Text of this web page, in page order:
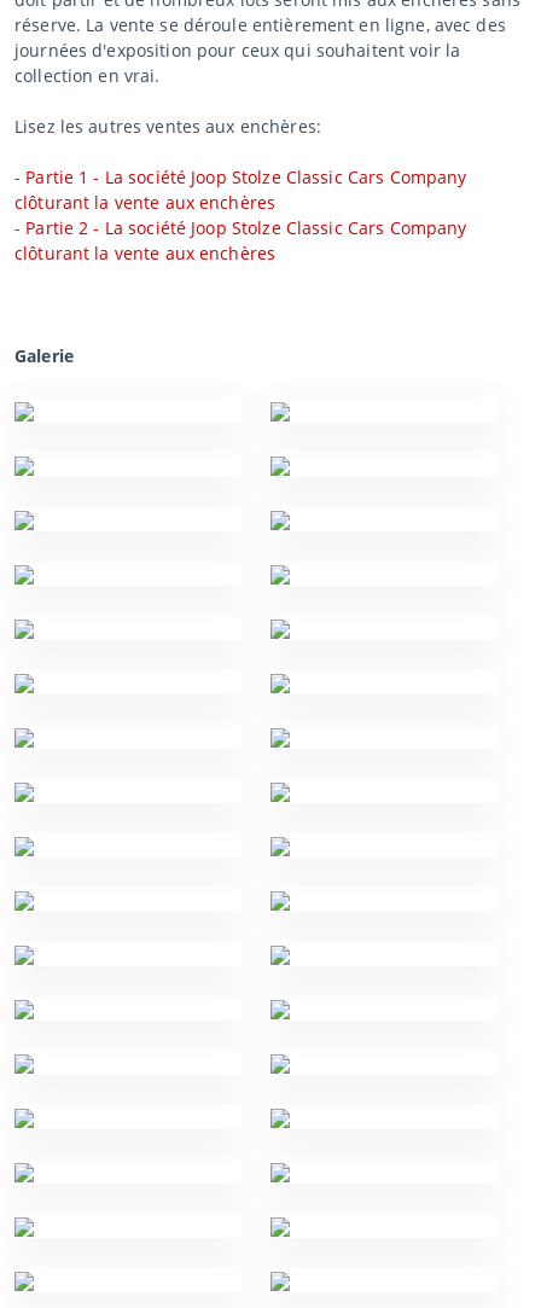
réserve. La vente se déroule entièrement en ligne, avec des
journées d'exposition pour ceux qui souhaitent voir la
collection en vrai.
Lisez les autres ventes aux enchères:
- Partie 1 - La société Joop Stolze Classic Cars Company
clôturant la vente aux enchères
- Partie 2 - La société Joop Stolze Classic Cars Company
clôturant la vente aux enchères
Galerie